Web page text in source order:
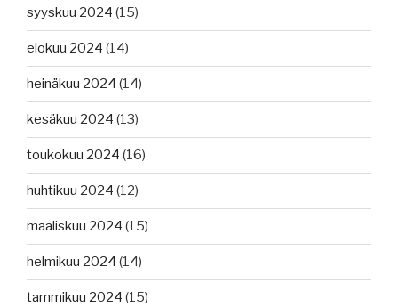
syyskuu 2024 (15)
elokuu 2024 (14)
heinäkuu 2024 (14)
kesäkuu 2024 (13)
toukokuu 2024 (16)
huhtikuu 2024 (12)
maaliskuu 2024 (15)
helmikuu 2024 (14)
tammikuu 2024 (15)